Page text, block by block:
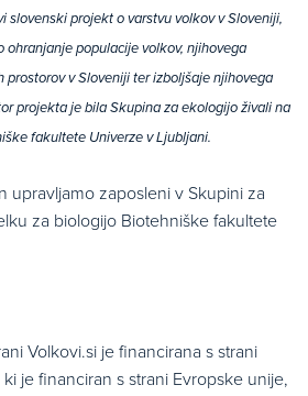
slovenski projekt o varstvu volkov v Sloveniji,
ohranjanje populacije volkov, njihovega
prostorov v Sloveniji ter izboljšaje njihovega
projekta je bila Skupina za ekologijo živali na
fakultete Univerze v Ljubljani.
upravljamo zaposleni v Skupini za
za biologijo Biotehniške fakultete
Volkovi.si je financirana s strani
ki je financiran s strani Evropske unije,